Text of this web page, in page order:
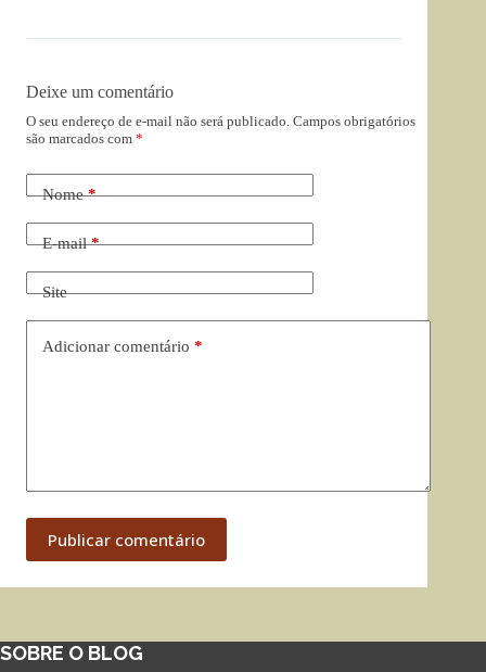
Deixe um comentário
O seu endereço de e-mail não será publicado. Campos obrigatórios
são marcados com *
Nome*
E-mail*
Site
Adicionar comentário *
Publicar comentário
SOBRE O BLOG